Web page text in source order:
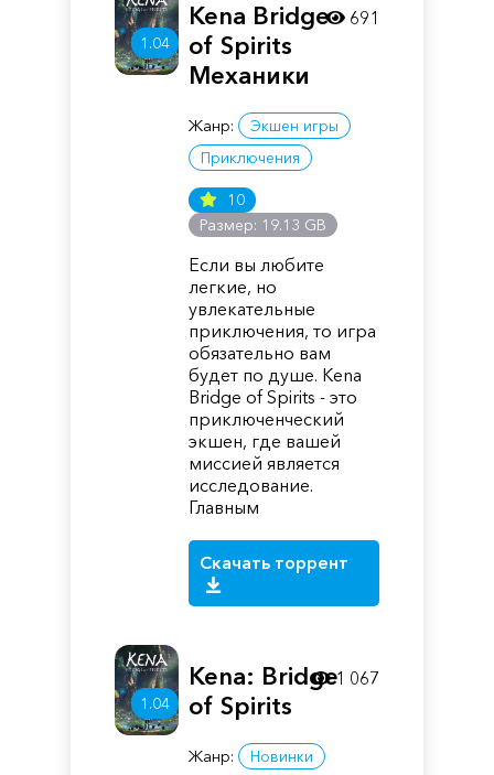
1.04
Kena Bridge
of Spirits
Механики
Жанр:
Экшен игры
Приключения
10
Размер: 19.13 GB
Если вы любите
легкие, но
увлекательные
приключения, то игра
обязательно вам
будет по душе. Kena
Bridge of Spirits - это
приключенческий
экшен, где вашей
миссией является
исследование.
Главным
Скачать торрент
691
1.04
Kena: Bridge
of Spirits
Жанр: Новинки
1 067